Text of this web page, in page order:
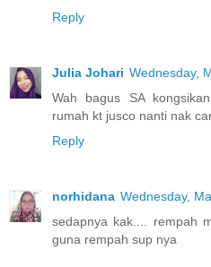
Reply
Julia Johari Wednesday,
Wah bagus SA
rumah kt jusco nanti nak
Reply
norhidana Wednesday,
sedapnya kak.... rempah
guna rempah sup nya